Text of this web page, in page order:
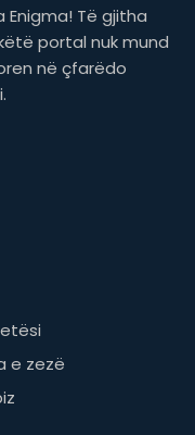
Të gjitha
portal nuk mund
në çfarëdo
e zezë